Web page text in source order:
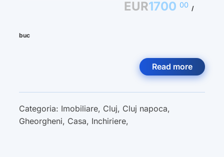
EUR1700 00 /
buc
Read more
Categoria: Imobiliare, Cluj, Cluj napoca,
Gheorgheni, Casa, Inchiriere,